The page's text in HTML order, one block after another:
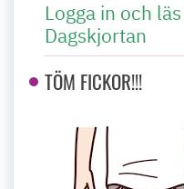
Logga in och
Dagskjortan
TÖM FICKOR!!!